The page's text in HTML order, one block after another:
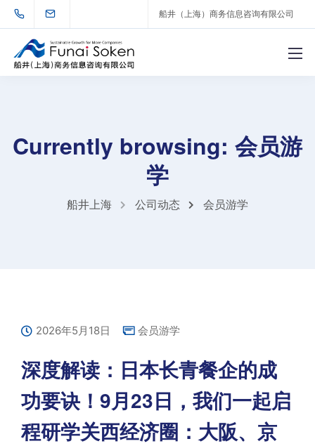
船井（上海）商务信息咨询有限公司
Currently browsing: 会员游
学
船井上海 公司动态 会员游学
2026年5月18日 会员游学
深度解读：日本长青餐企的成
功要诀！9月23日，我们一起启
程研学关西经济圈：大阪、京